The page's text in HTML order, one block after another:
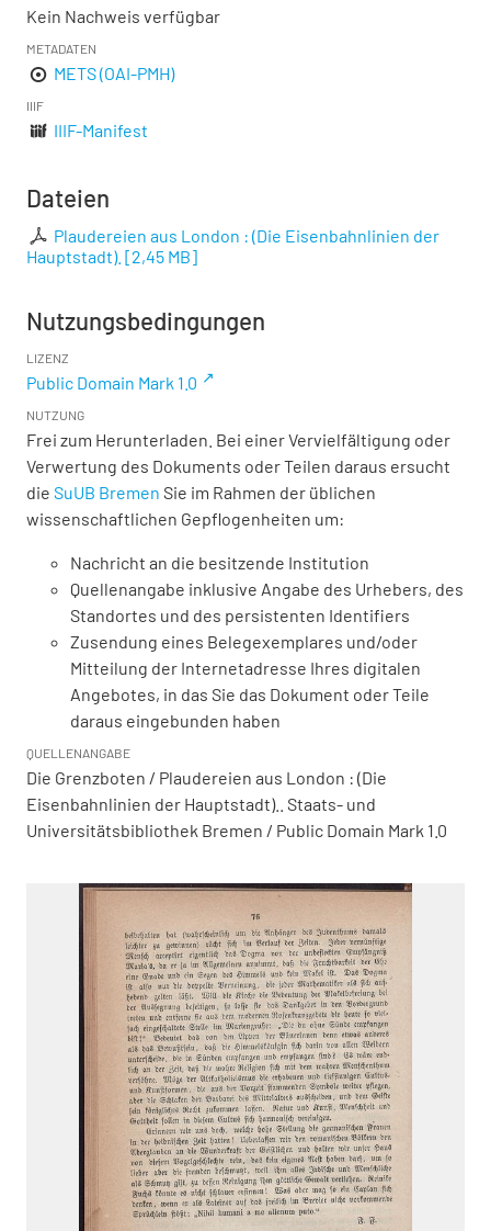
Kein Nachweis verfügbar
METADATEN
METS (OAI-PMH)
IIIF
IIIF-Manifest
Dateien
Plaudereien aus London : (Die Eisenbahnlinien der
Hauptstadt). [2,45 MB]
Nutzungsbedingungen
LIZENZ
Public Domain Mark 1.0
NUTZUNG
Frei zum Herunterladen. Bei einer Vervielfältigung oder
Verwertung des Dokuments oder Teilen daraus ersucht
die SuUB Bremen Sie im Rahmen der üblichen
wissenschaftlichen Gepflogenheiten um:
Nachricht an die besitzende Institution
Quellenangabe inklusive Angabe des Urhebers, des
Standortes und des persistenten Identifiers
Zusendung eines Belegexemplares und/oder
Mitteilung der Internetadresse Ihres digitalen
Angebotes, in das Sie das Dokument oder Teile
daraus eingebunden haben
QUELLENANGABE
Die Grenzboten / Plaudereien aus London : (Die
Eisenbahnlinien der Hauptstadt).. Staats- und
Universitätsbibliothek Bremen / Public Domain Mark 1.0